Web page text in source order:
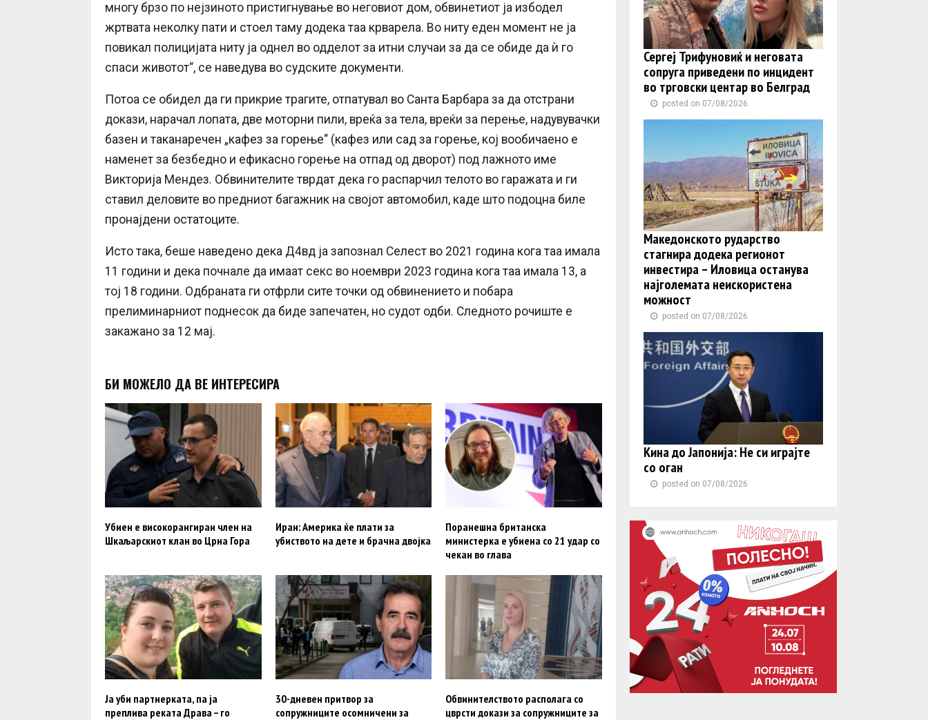
многу брзо по нејзиното пристигнување во неговиот дом, обвинетиот ја избодел
жртвата неколку пати и стоел таму додека таа крварела. Во ниту еден момент не ја
повикал полицијата ниту ја однел во одделот за итни случаи за да се обиде да ѝ го
спаси животот“, се наведува во судските документи.
Потоа се обидел да ги прикрие трагите, отпатувал во Санта Барбара за да отстрани
докази, нарачал лопата, две моторни пили, вреќа за тела, вреќи за перење, надувувачки
базен и таканаречен „кафез за горење“ (кафез или сад за горење, кој вообичаено е
наменет за безбедно и ефикасно горење на отпад од дворот) под лажното име
Викторија Мендез. Обвинителите тврдат дека го распарчил телото во гаражата и ги
ставил деловите во предниот багажник на својот автомобил, каде што подоцна биле
пронајдени остатоците.
Исто така, беше наведено дека Д4вд ја запознал Селест во 2021 година кога таа имала
11 години и дека почнале да имаат секс во ноември 2023 година кога таа имала 13, а
тој 18 години. Одбраната ги отфрли сите точки од обвинението и побара
прелиминарниот поднесок да биде запечатен, но судот одби. Следното рочиште е
закажано за 12 мај.
БИ МОЖЕЛО ДА ВЕ ИНТЕРЕСИРА
Убиен е високорангиран член на
Шкаљарскиот клан во Црна Гора
Иран: Америка ќе плати за
убиството на дете и брачна двојка
Поранешна британска
министерка е убиена со 21 удар со
чекан во глава
Ја уби партнерката, па ја
преплива реката Драва – го
30-дневен притвор за
сопружниците осомничени за
Обвинителството располага со
цврсти докази за сопружниците за
Сергеј Трифуновиќ и неговата
сопруга приведени по инцидент
во трговски центар во Белград
posted on 07/08/2026
Македонското рударство
стагнира додека регионот
инвестира – Иловица останува
најголемата неискористена
можност
posted on 07/08/2026
Кина до Јапонија: Не си играјте
со оган
posted on 07/08/2026